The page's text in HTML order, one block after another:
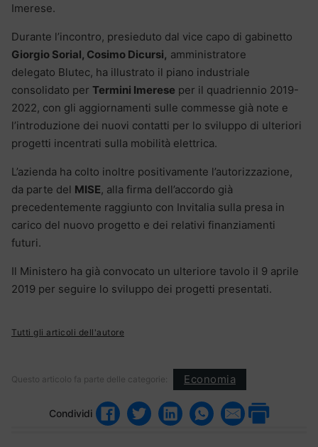
Imerese.
Durante l’incontro, presieduto dal vice capo di gabinetto
Giorgio Sorial, Cosimo Dicursi, amministratore
delegato Blutec, ha illustrato il piano industriale
consolidato per Termini Imerese per il quadriennio 2019-
2022, con gli aggiornamenti sulle commesse già note e
l’introduzione dei nuovi contatti per lo sviluppo di ulteriori
progetti incentrati sulla mobilità elettrica.
L’azienda ha colto inoltre positivamente l’autorizzazione,
da parte del MISE, alla firma dell’accordo già
precedentemente raggiunto con Invitalia sulla presa in
carico del nuovo progetto e dei relativi finanziamenti
futuri.
Il Ministero ha già convocato un ulteriore tavolo il 9 aprile
2019 per seguire lo sviluppo dei progetti presentati.
Tutti gli articoli dell'autore
Questo articolo fa parte delle categorie: Economia
Condividi